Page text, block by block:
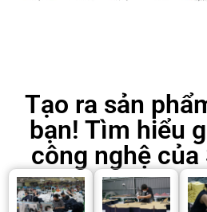
Tạo ra sản
bạn! Tìm hiểu
công nghệ của